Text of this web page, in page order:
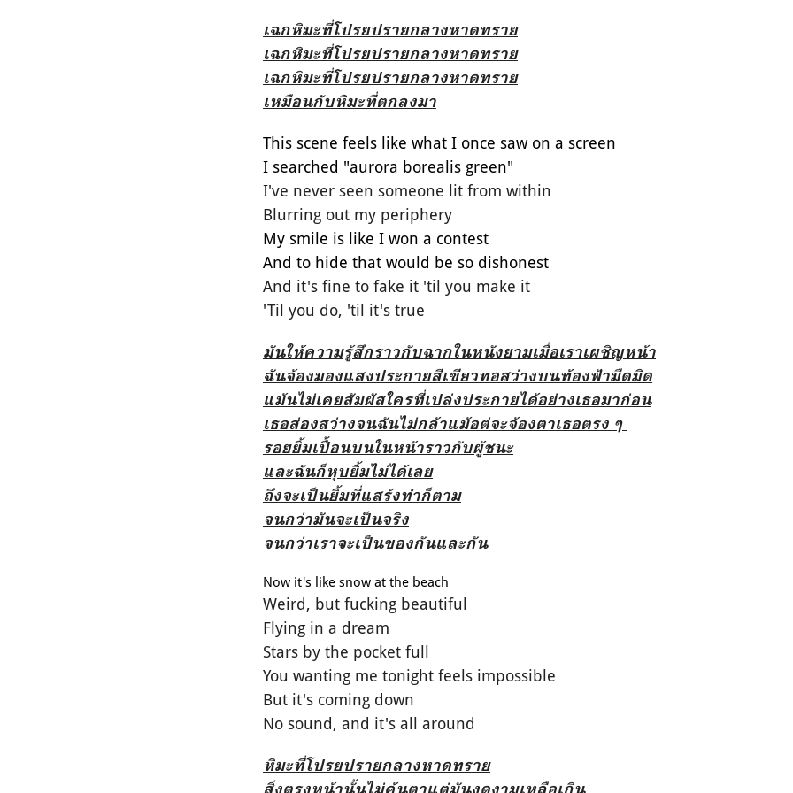
เฉกหิมะที่โปรยปรายกลางหาดทราย
เฉกหิมะที่โปรยปรายกลางหาดทราย
เฉกหิมะที่โปรยปรายกลางหาดทราย
เหมือนกับหิมะที่ตกลงมา
This scene feels like what I once saw on a screen
I searched "aurora borealis green"
I've never seen someone lit from within
Blurring out my periphery
My smile is like I won a contest
And to hide that would be so dishonest
And it's fine to fake it 'til you make it
'Til you do, 'til it's true
มันให้ความรู้สึกราวกับฉากในหนังยามเมื่อเราเผชิญหน้า
ฉันจ้องมองแสงประกายสีเขียวทอสว่างบนท้องฟ้ามืดมิด
แม้นไม่เคยสัมผัสใครที่เปล่งประกายได้อย่างเธอมาก่อน
เธอส่องสว่างจนฉันไม่กล้าแม้อต่จะจ้องตาเธอตรง ๆ
รอยยิ้มเปื้อนบนในหน้าราวกับผู้ชนะ
และฉันก็หุบยิ้มไม่ได้เลย
ถึงจะเป็นยิ้มที่แสร้งทำก็ตาม
จนกว่ามันจะเป็นจริง
จนกว่าเราจะเป็นของกันและกัน
Now it's like snow at the beach
Weird, but fucking beautiful
Flying in a dream
Stars by the pocket full
You wanting me tonight feels impossible
But it's coming down
No sound, and it's all around
หิมะที่โปรยปรายกลางหาดทราย
สิ่งตรงหน้านั้นไม่คุ้นตาแต่มันงดงามเหลือเกิน